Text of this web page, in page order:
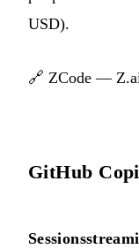
USD).
🔗 ZCode —
GitHub